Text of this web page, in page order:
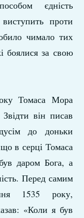
єдність
проти
чимало тих
боялися за свою
Томаса Мора
він писав
до доньки
в серці Томаса
даром Бога, а
Перед самим
1535 року,
«Коли я був